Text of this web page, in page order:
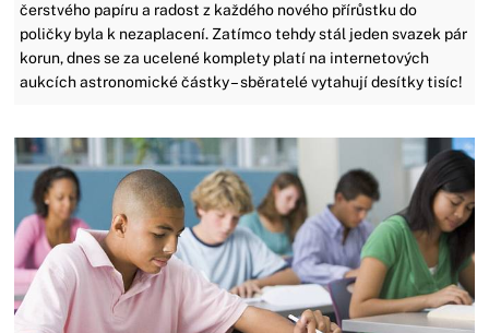
čerstvého papíru a radost z každého nového přírůstku do
poličky byla k nezaplacení. Zatímco tehdy stál jeden svazek pár
korun, dnes se za ucelené komplety platí na internetových
aukcích astronomické částky – sběratelé vytahují desítky tisíc!